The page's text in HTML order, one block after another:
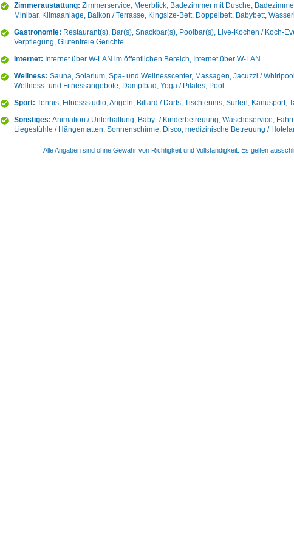
Zimmeraustattung: Zimmerservice, Meerblick, Badezimmer mit Dusche,
Minibar, Klimaanlage, Balkon / Terrasse, Kingsize-Bett, Doppelbett, Babybett,
Gastronomie: Restaurant(s), Bar(s), Snackbar(s), Poolbar(s), Live-Kochen / Koch-
Verpflegung, Glutenfreie Gerichte
Internet: Internet über W-LAN im öffentlichen Bereich, Internet über W-LAN
Wellness: Sauna, Solarium, Spa- und Wellnesscenter, Massagen, Jacuzzi /
Wellness- und Fitnessangebote, Dampfbad, Yoga / Pilates, Pool
Sport: Tennis, Fitnessstudio, Angeln, Billard / Darts, Tischtennis, Surfen, Kanusport,
Sonstiges: Animation / Unterhaltung, Baby- / Kinderbetreuung, Wäscheservice,
Liegestühle / Hängematten, Sonnenschirme, Disco, medizinische Betreuung /
Alle Angaben sind ohne Gewähr von Richtigkeit und Vollständigkeit. Es gelten